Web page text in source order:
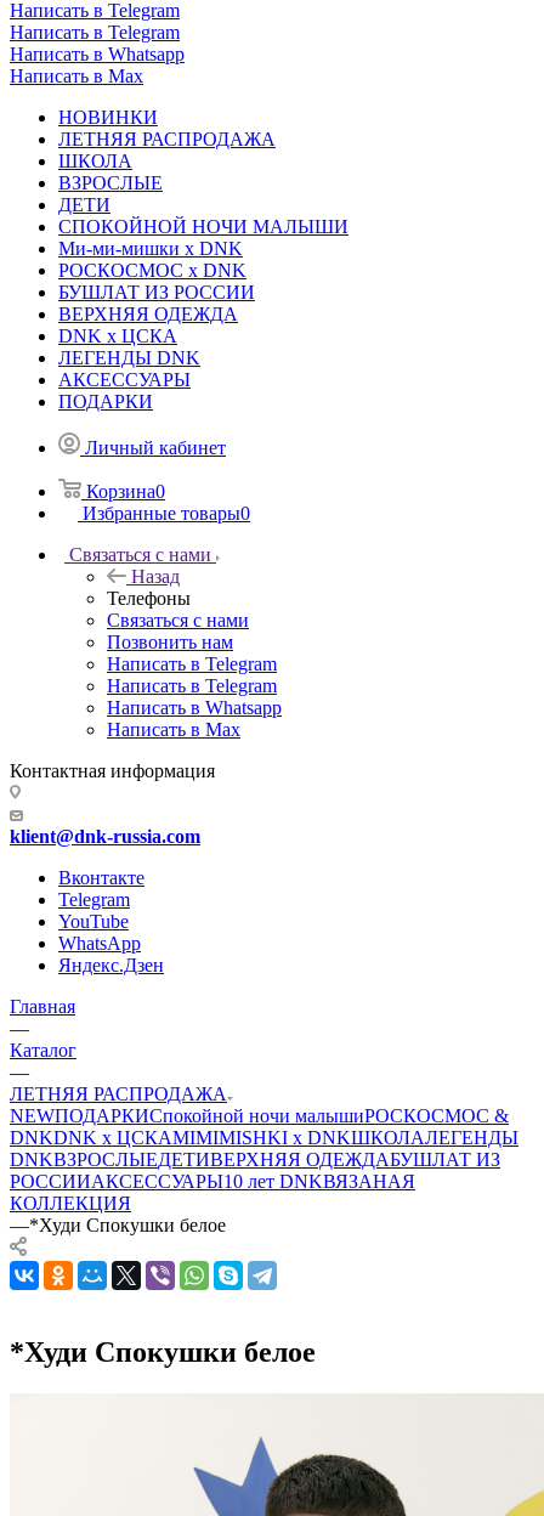
Написать в Telegram
Написать в Telegram
Написать в Whatsapp
Написать в Max
НОВИНКИ
ЛЕТНЯЯ РАСПРОДАЖА
ШКОЛА
ВЗРОСЛЫЕ
ДЕТИ
СПОКОЙНОЙ НОЧИ МАЛЫШИ
Ми-ми-мишки x DNK
РОСКОСМОС x DNK
БУШЛАТ ИЗ РОССИИ
ВЕРХНЯЯ ОДЕЖДА
DNK x ЦСКА
ЛЕГЕНДЫ DNK
АКСЕССУАРЫ
ПОДАРКИ
Личный кабинет
Корзина0
Избранные товары0
Связаться с нами
Назад
Телефоны
Связаться с нами
Позвонить нам
Написать в Telegram
Написать в Telegram
Написать в Whatsapp
Написать в Max
Контактная информация
klient@dnk-russia.com
Вконтакте
Telegram
YouTube
WhatsApp
Яндекс.Дзен
Главная
—
Каталог
—
ЛЕТНЯЯ РАСПРОДАЖА
NEWПОДАРКИСпокойной ночи малышиРОСКОСМОС &
DNKDNK x ЦСКАMIMIMISHKI x DNKШКОЛАЛЕГЕНДЫ
DNKВЗРОСЛЫЕДЕТИВЕРХНЯЯ ОДЕЖДАБУШЛАТ ИЗ
РОССИИАКСЕССУАРЫ10 лет DNKВЯЗАНАЯ
КОЛЛЕКЦИЯ
—*Худи Спокушки белое
*Худи Спокушки белое